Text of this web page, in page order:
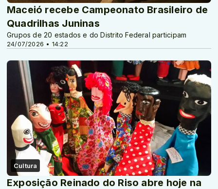
24/07/2026 • 14:22
Maceió recebe Campeonato Brasileiro de
Quadrilhas Juninas
Grupos de 20 estados e do Distrito Federal participam
Cultura
Exposição Reinado do Riso abre hoje na